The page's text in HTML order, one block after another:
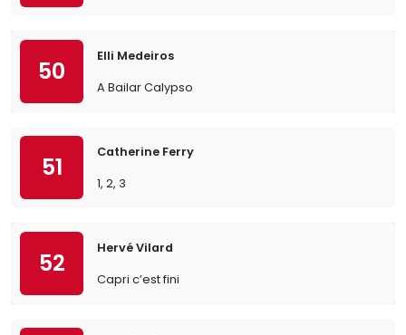
50
Elli Medeiros
A Bailar Calypso
51
Catherine Ferry
1, 2, 3
52
Hervé Vilard
Capri c’est fini